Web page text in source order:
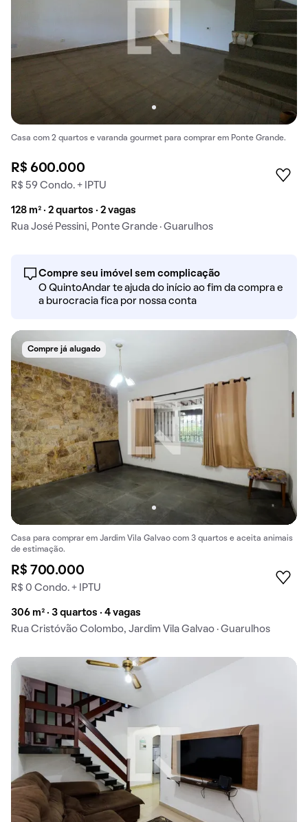
Casa com 2 quartos e varanda gourmet para comprar em Ponte Grande.
R$ 600.000
R$ 59 Condo. + IPTU
128 m² · 2 quartos · 2 vagas
Rua José Pessini, Ponte Grande · Guarulhos
Compre seu imóvel sem complicação
O QuintoAndar te ajuda do início ao fim da compra e
a burocracia fica por nossa conta
Compre já alugado
Casa para comprar em Jardim Vila Galvao com 3 quartos e aceita animais
de estimação.
R$ 700.000
R$ 0 Condo. + IPTU
306 m² · 3 quartos · 4 vagas
Rua Cristóvão Colombo, Jardim Vila Galvao · Guarulhos